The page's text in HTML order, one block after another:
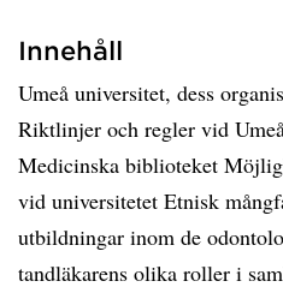
Innehåll
Umeå universitet, dess
Riktlinjer och regler vid
Medicinska biblioteket
vid universitetet Etnisk
utbildningar inom de
tandläkarens olika roller i